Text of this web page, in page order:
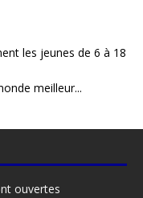
les jeunes de 6 à 18
meilleur...
ouvertes